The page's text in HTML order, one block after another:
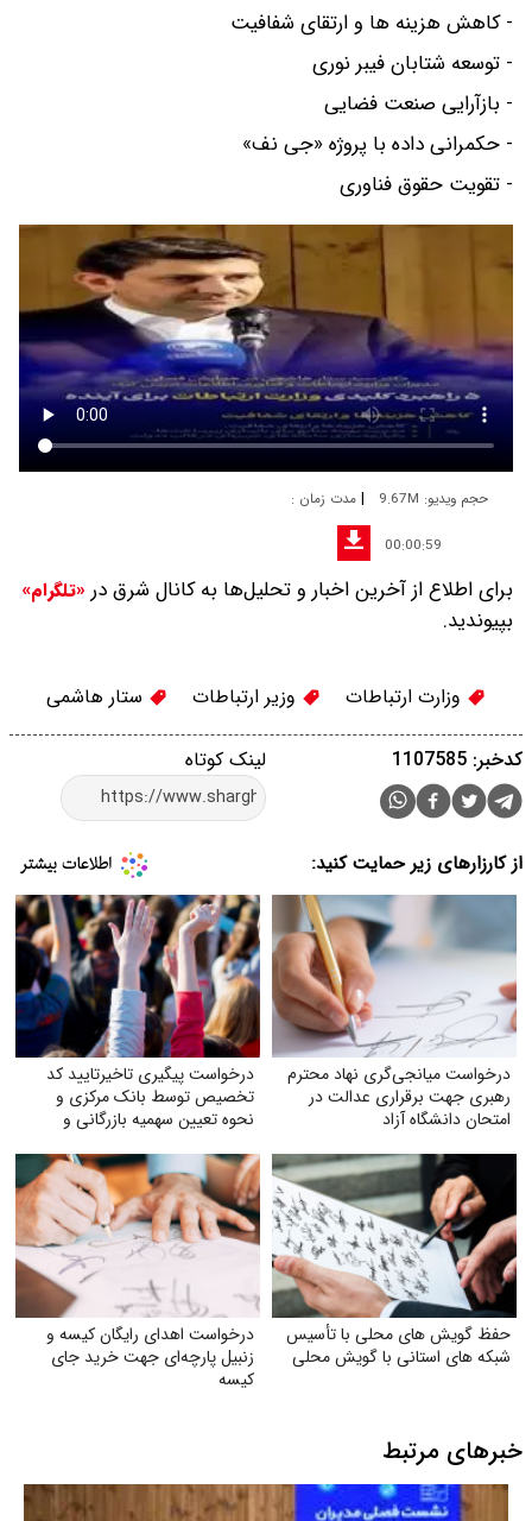
- کاهش هزینه ها و ارتقای شفافیت
- توسعه شتابان فیبر نوری
- بازآرایی صنعت فضایی
- حکمرانی داده با پروژه «جی نف»
- تقویت حقوق فناوری
حجم ویدیو: 9.67M | مدت زمان :
00:00:59
برای اطلاع از آخرین اخبار و تحلیل‌ها به کانال شرق در «تلگرام»
بپیوندید.
وزارت ارتباطات وزیر ارتباطات ستار هاشمی
لینک کوتاه کدخبر: 1107585
از کارزارهای زیر حمایت کنید:
درخواست میانجی‌گری نهاد محترم
رهبری جهت برقراری عدالت در
امتحان دانشگاه آزاد
درخواست پیگیری تاخیرتایید کد
تخصیص توسط بانک مرکزی و
نحوه تعیین سهمیه بازرگانی و
حفظ گویش های محلی با تأسیس
شبکه های استانی با گویش محلی
درخواست اهدای رایگان کیسه و
زنبیل پارچه‌ای جهت خرید جای
کیسه‌
خبرهای مرتبط